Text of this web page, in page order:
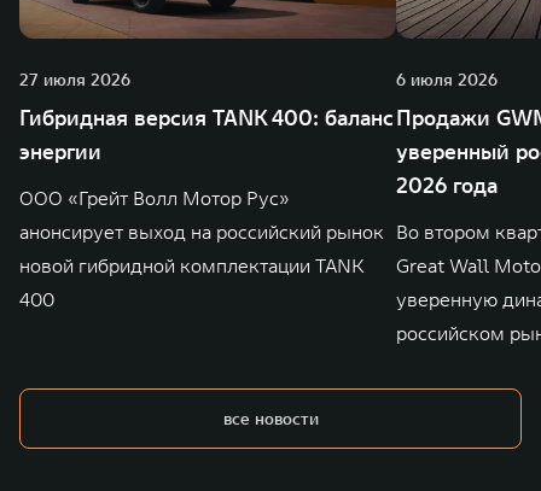
27 июля 2026
Гибридная версия TANK 400: баланс
энергии
ООО «Грейт Волл Мотор Рус»
анонсирует выход на российский рынок
новой гибридной комплектации TANK
400
6 июля 2026
Продажи
уверенный
2026 года
Во втором
Great Wall
уверенную
российском
все новости